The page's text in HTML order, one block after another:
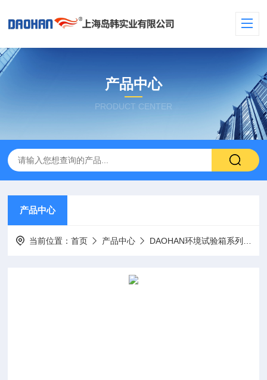
产品中心
PRODUCT CENTER
产品中心
当前位置：首页 产品中心 DAOHAN环境试验箱系列